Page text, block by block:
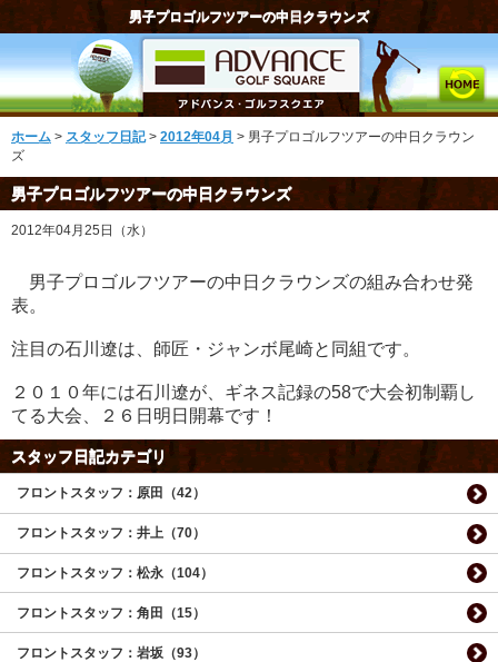
男子プロゴルフツアーの中日クラウンズ
ホーム > スタッフ日記> 2012年04月 > 男子プロゴルフツアーの中日クラウン
ズ
男子プロゴルフツアーの中日クラウンズ
2012年04月25日（水）
男子プロゴルフツアーの中日クラウンズの組み合わせ発
表。
注目の石川遼は、師匠・ジャンボ尾崎と同組です。
２０１０年には石川遼が、ギネス記録の58で大会初制覇し
てる大会、２６日明日開幕です！
スタッフ日記カテゴリ
フロントスタッフ：原田（42）
フロントスタッフ：井上（70）
フロントスタッフ：松永（104）
フロントスタッフ：角田（15）
フロントスタッフ：岩坂（93）